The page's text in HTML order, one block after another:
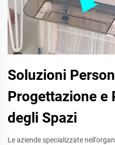
Soluzioni
Progettazione e
degli Spazi
Le aziende specializzate